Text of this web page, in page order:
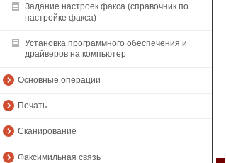
Задание настроек факса (справочник по
настройке факса)
Установка программного обеспечения и
драйверов на компьютер
Основные операции
Печать
Сканирование
Факсимильная связь